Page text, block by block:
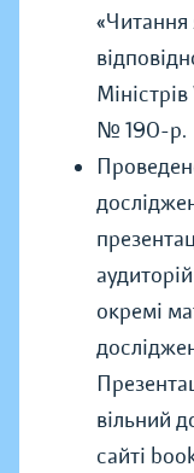
«Читання
№ 190-р.
окремі
вільний
сайті